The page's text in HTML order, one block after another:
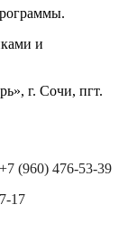
и
г. Сочи, пгт.
+7 (960) 476-53-39
17